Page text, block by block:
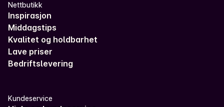
Nettbutikk
Inspirasjon
Middagstips
Kvalitet og holdbarhet
Lave priser
Bedriftslevering
Kundeservice